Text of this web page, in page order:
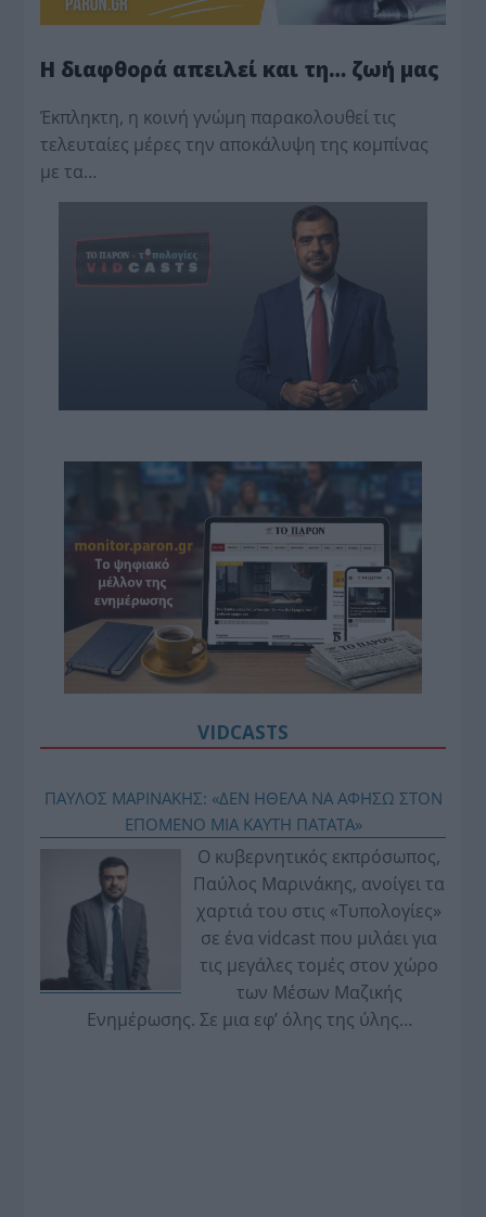
Η διαφθορά απειλεί και τη… ζωή μας
Έκπληκτη, η κοινή γνώμη παρακολουθεί τις
τελευταίες μέρες την αποκάλυψη της κο­μπίνας
με τα…
VIDCASTS
ΠΑΥΛΟΣ ΜΑΡΙΝΑΚΗΣ: «ΔΕΝ ΗΘΕΛΑ ΝΑ ΑΦΗΣΩ ΣΤΟΝ
ΕΠΟΜΕΝΟ ΜΙΑ ΚΑΥΤΗ ΠΑΤΑΤΑ»
Ο κυβερνητικός εκπρόσωπος,
Παύλος Μαρινάκης, ανοίγει τα
χαρτιά του στις «Τυπολογίες»
σε ένα vidcast που μιλάει για
τις μεγάλες τομές στον χώρο
των Μέσων Μαζικής
Ενημέρωσης. Σε μια εφ’ όλης της ύλης